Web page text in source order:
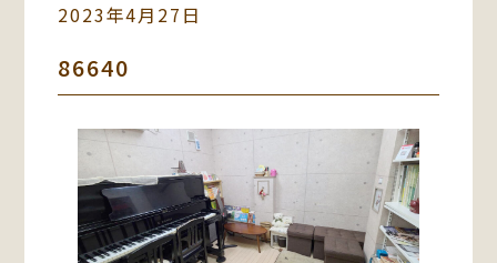
2023年4月27日
86640